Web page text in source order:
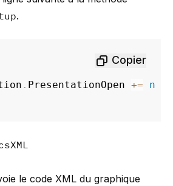
.
Copier
. PresentationOpen += new
le code XML du graphique